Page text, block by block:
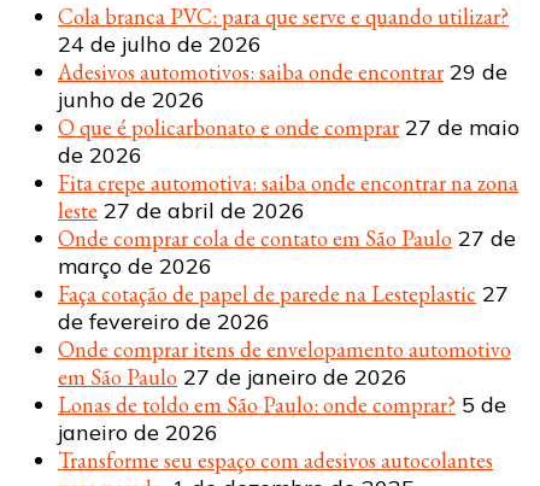
Cola branca PVC: para que serve e quando utilizar?
24 de julho de 2026
Adesivos automotivos: saiba onde encontrar 29 de
junho de 2026
O que é policarbonato e onde comprar 27 de maio
de 2026
Fita crepe automotiva: saiba onde encontrar na zona
leste 27 de abril de 2026
Onde comprar cola de contato em São Paulo 27 de
março de 2026
Faça cotação de papel de parede na Lesteplastic 27
de fevereiro de 2026
Onde comprar itens de envelopamento automotivo
em São Paulo 27 de janeiro de 2026
Lonas de toldo em São Paulo: onde comprar? 5 de
janeiro de 2026
Transforme seu espaço com adesivos autocolantes